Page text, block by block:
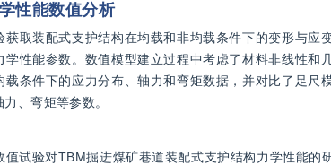
性能数值分析
获取装配式支护结构在均载和非均载条件下的变形与
学性能参数。数值模型建立过程中考虑了材料非线性
载条件下的应力分布、轴力和弯矩数据，并对比了足
、弯矩等参数。
值试验对TBM掘进煤矿巷道装配式支护结构力学性能